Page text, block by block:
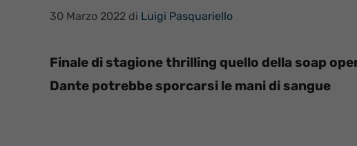
30 Marzo 2022 di Luigi Pasquariello
Finale di stagione thrilling quello della soap
Dante potrebbe sporcarsi le mani di sangue